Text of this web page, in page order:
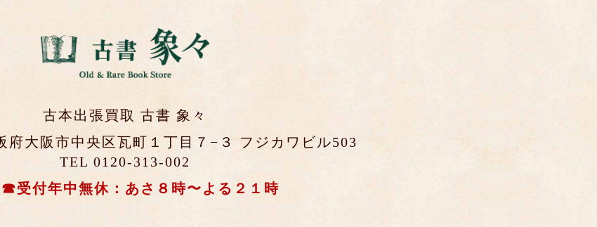
古本出張買取 古書 象々
府大阪市中央区瓦町１丁目７−３ フジカワビル503
TEL 0120-313-002
☎受付年中無休：あさ８時〜よる２１時